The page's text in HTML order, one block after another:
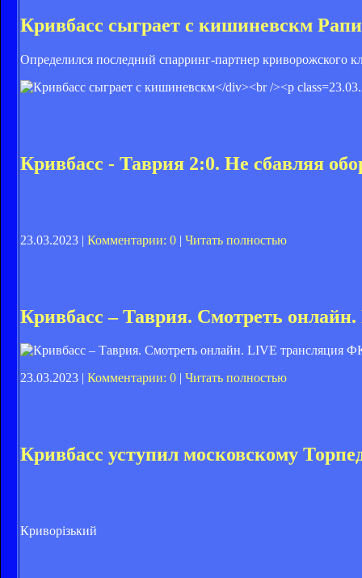
Кривбасс сыграет с кишиневскм
Определился последний спарринг-партнер криворожского
Кривбасс - Таврия 2:0. Не сбавляя
23.03.2023 | Комментарии: 0 | Читать полностью
Кривбасс – Таврия. Смотреть
23.03.2023 | Комментарии: 0 | Читать полностью
Кривбасс уступил московскому
Криворiзький